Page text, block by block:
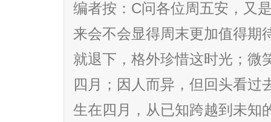
编者按：C问各位周五安，又
来会不会显得周末更加值得期
就退下，格外珍惜这时光；微
四月；因人而异，但回头看过
生在四月，从已知跨越到未知